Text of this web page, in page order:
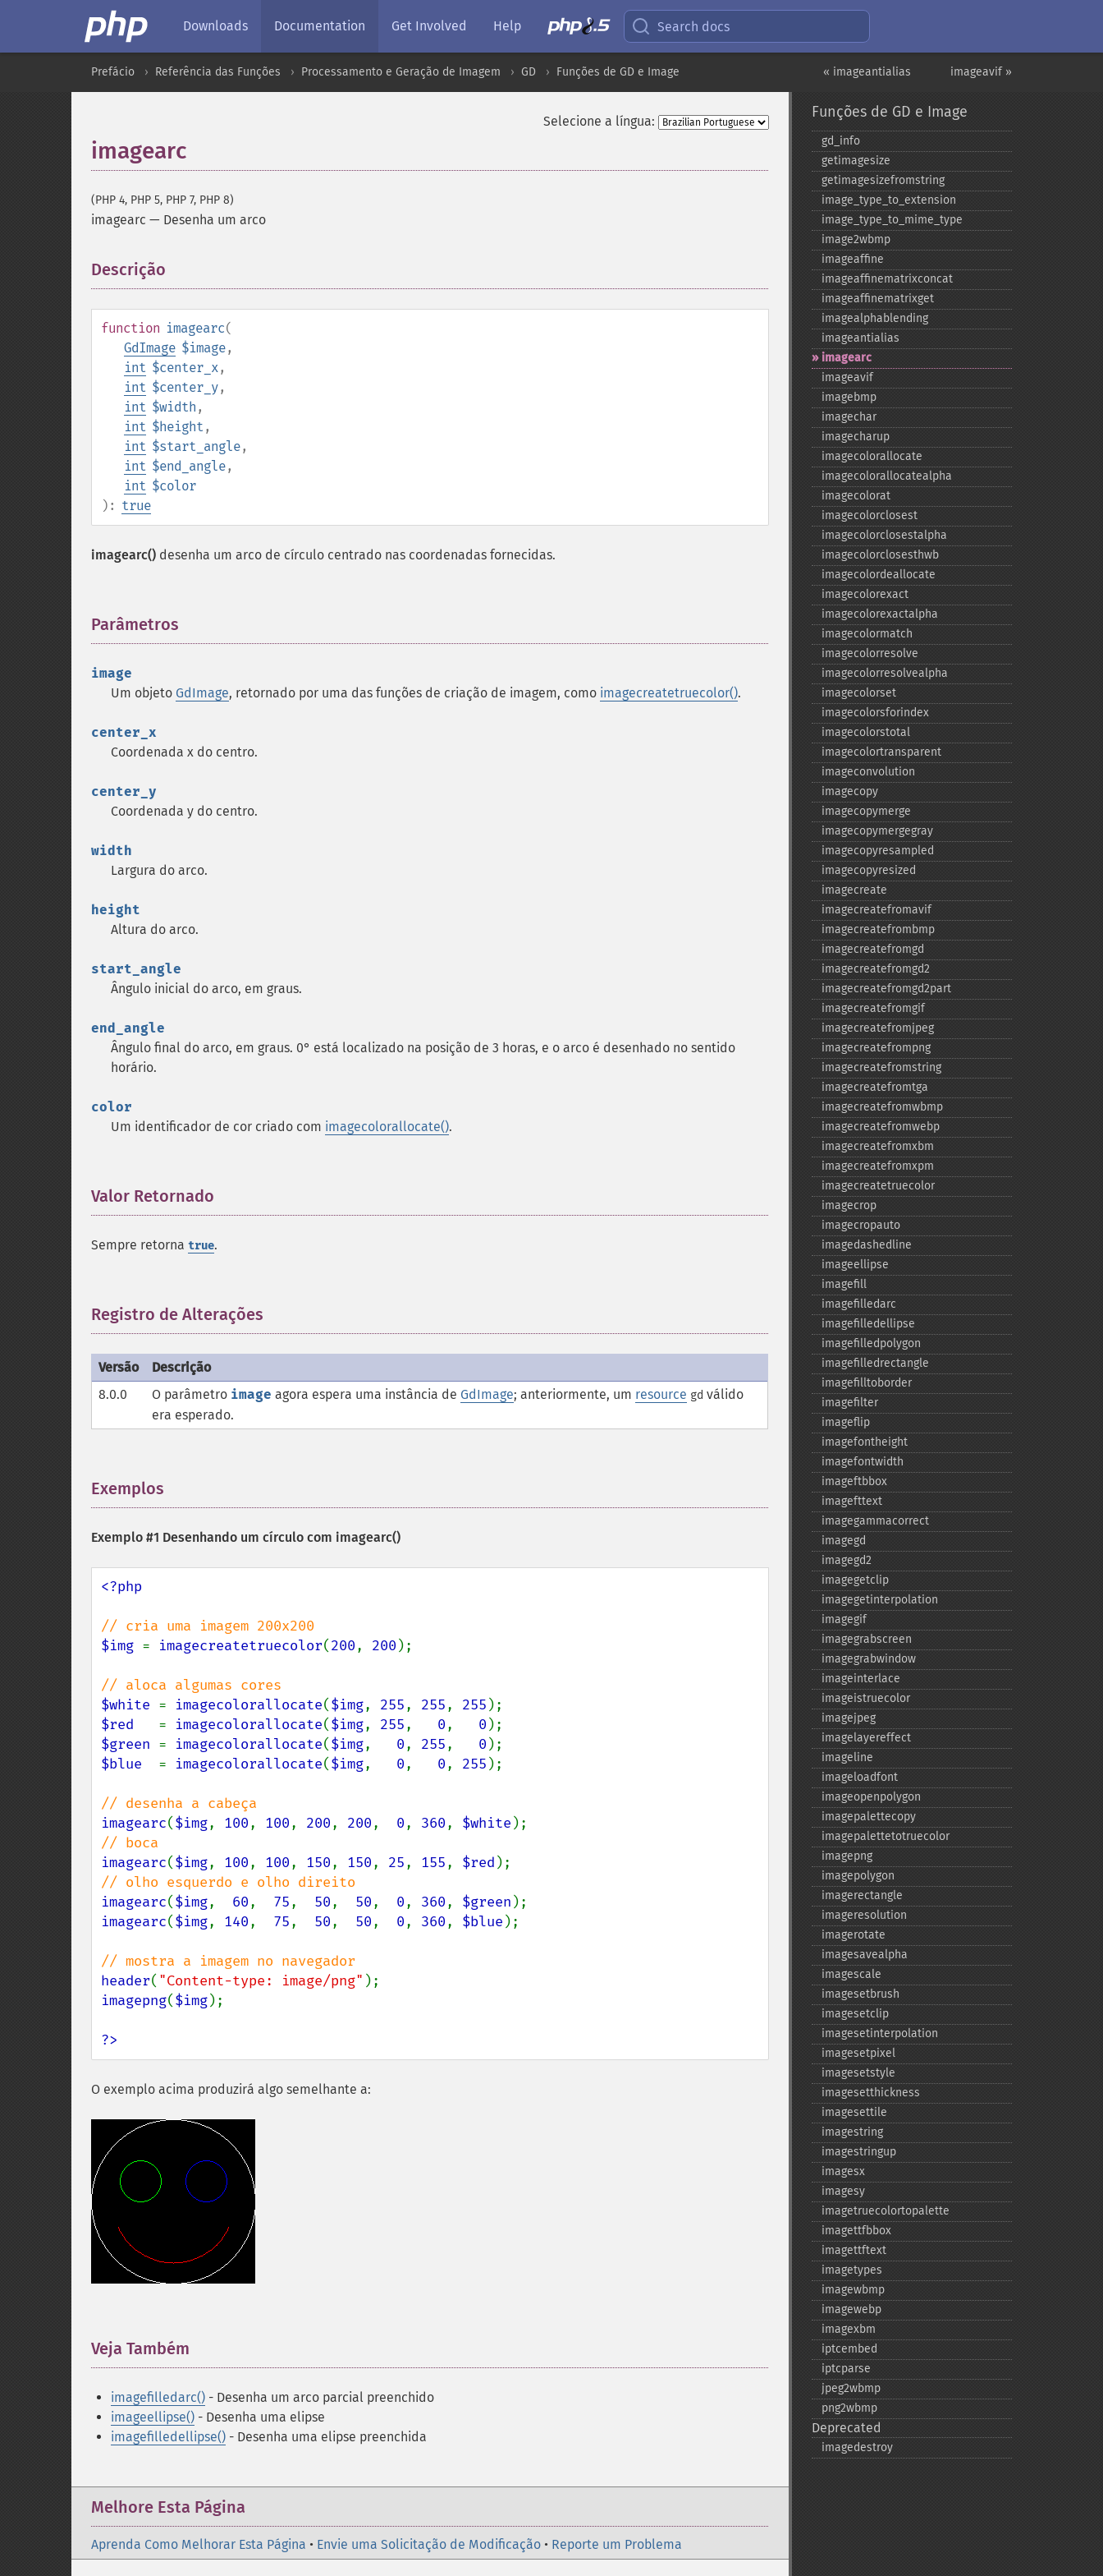
Downloads Documentation Get Involved Help Search docs
imageavif »
« imageantialias
Prefácio Referência das Funções Processamento e Geração de Imagem GD Funções de GD e Image
Selecione a língua:
imagearc
(PHP 4, PHP 5, PHP 7, PHP 8)
imagearc — Desenha um arco
Descrição
function imagearc(
GdImage $image,
int $center_x,
int $center_y,
int $width ,
int $height ,
int $start_angle,
int $end_angle,
int $color
): true
imagearc() desenha um arco de círculo centrado nas coordenadas fornecidas.
Parâmetros
image
Um objeto GdImage, retornado por uma das funções de criação de imagem, como imagecreatetruecolor().
center_x
Coordenada x do centro.
center_y
Coordenada y do centro.
width
Largura do arco.
height
Altura do arco.
start_angle
Ângulo inicial do arco, em graus.
end_angle
Ângulo final do arco, em graus. 0° está localizado na posição de 3 horas, e o arco é desenhado no sentido
horário.
color
Um identificador de cor criado com imagecolorallocate().
Valor Retornado
Sempre retorna true.
Registro de Alterações
Versão
Descrição
8.0.0
O parâmetro image agora espera uma instância de GdImage; anteriormente, um resource gd válido
era esperado.
Exemplos
Exemplo #1 Desenhando um círculo com imagearc()
<?php
$img = imagecreatetruecolor(200, 200 );
$white = imagecolorallocate($img, 255, 255, 255
$red = imagecolorallocate($img, 255, 0, 0
$green = imagecolorallocate($img, 0, 255, 0
$blue = imagecolorallocate($img, 0, 0, 255 );
imagearc($img, 100, 100, 200, 200, 0, 360, $white
imagearc($img, 100, 100, 150, 150, 25, 155, $red
imagearc($img, 60, 75, 50, 50, 0, 360, $green
imagearc($img, 140, 75, 50, 50, 0, 360, $blue );
header( "Content-type: image/png"
imagepng($img);
?>
O exemplo acima produzirá algo semelhante a:
Veja Também
imagefilledarc() - Desenha um arco parcial preenchido
imageellipse() - Desenha uma elipse
imagefilledellipse() - Desenha uma elipse preenchida
Melhore Esta Página
Aprenda Como Melhorar Esta Página • Envie uma Solicitação de Modificação • Reporte um Problema
Funções de GD e Image
gd_​info
getimagesize
getimagesizefromstring
image_​type_​to_​extension
image_​type_​to_​mime_​type
image2wbmp
imageaffine
imageaffinematrixconcat
imageaffinematrixget
imagealphablending
imageantialias
imagearc
imageavif
imagebmp
imagechar
imagecharup
imagecolorallocate
imagecolorallocatealpha
imagecolorat
imagecolorclosest
imagecolorclosestalpha
imagecolorclosesthwb
imagecolordeallocate
imagecolorexact
imagecolorexactalpha
imagecolormatch
imagecolorresolve
imagecolorresolvealpha
imagecolorset
imagecolorsforindex
imagecolorstotal
imagecolortransparent
imageconvolution
imagecopy
imagecopymerge
imagecopymergegray
imagecopyresampled
imagecopyresized
imagecreate
imagecreatefromavif
imagecreatefrombmp
imagecreatefromgd
imagecreatefromgd2
imagecreatefromgd2part
imagecreatefromgif
imagecreatefromjpeg
imagecreatefrompng
imagecreatefromstring
imagecreatefromtga
imagecreatefromwbmp
imagecreatefromwebp
imagecreatefromxbm
imagecreatefromxpm
imagecreatetruecolor
imagecrop
imagecropauto
imagedashedline
imageellipse
imagefill
imagefilledarc
imagefilledellipse
imagefilledpolygon
imagefilledrectangle
imagefilltoborder
imagefilter
imageflip
imagefontheight
imagefontwidth
imageftbbox
imagefttext
imagegammacorrect
imagegd
imagegd2
imagegetclip
imagegetinterpolation
imagegif
imagegrabscreen
imagegrabwindow
imageinterlace
imageistruecolor
imagejpeg
imagelayereffect
imageline
imageloadfont
imageopenpolygon
imagepalettecopy
imagepalettetotruecolor
imagepng
imagepolygon
imagerectangle
imageresolution
imagerotate
imagesavealpha
imagescale
imagesetbrush
imagesetclip
imagesetinterpolation
imagesetpixel
imagesetstyle
imagesetthickness
imagesettile
imagestring
imagestringup
imagesx
imagesy
imagetruecolortopalette
imagettfbbox
imagettftext
imagetypes
imagewbmp
imagewebp
imagexbm
iptcembed
iptcparse
jpeg2wbmp
png2wbmp
Deprecated
imagedestroy